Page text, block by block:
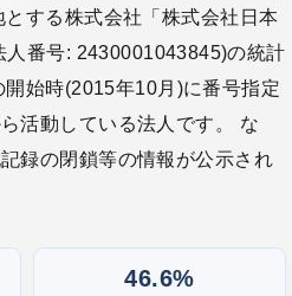
する株式会社「株式会社日本
人番号: 2430001043845)の統計
始時(2015年10月)に番号指定
活動している法人です。 な
録の閉鎖等の情報が公示され
46.6%